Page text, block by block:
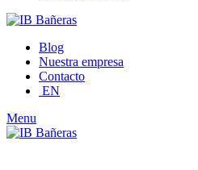
Blog
Nuestra empresa
Contacto
EN
Menu